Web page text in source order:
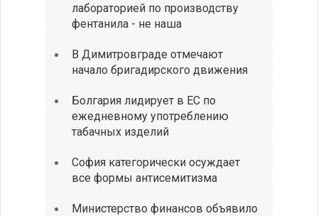
лабораторией по производству
фентанила - не наша
В Димитровграде отмечают
начало бригадирского движения
Болгария лидирует в ЕС по
ежедневному употреблению
табачных изделий
София категорически осуждает
все формы антисемитизма
Министерство финансов объявило